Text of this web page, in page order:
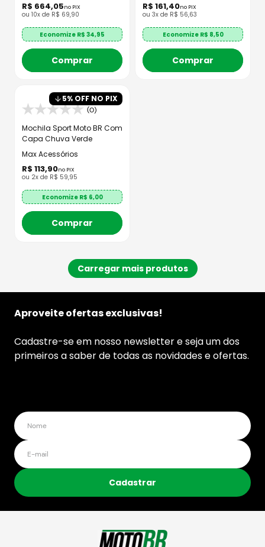
R$ 664,05no PIX
ou 10x de R$ 69,90
Economize R$ 34,95
Comprar
R$ 161,40no PIX
ou 3x de R$ 56,63
Economize R$ 8,50
Comprar
5% OFF NO PIX
(0)
Mochila Sport Moto BR Com
Capa Chuva Verde
Max Acessórios
R$ 113,90no PIX
ou 2x de R$ 59,95
Economize R$ 6,00
Comprar
Aproveite ofertas exclusivas!
Cadastre-se em nosso newsletter e seja um dos
primeiros a saber de todas as novidades e ofertas.
Cadastrar